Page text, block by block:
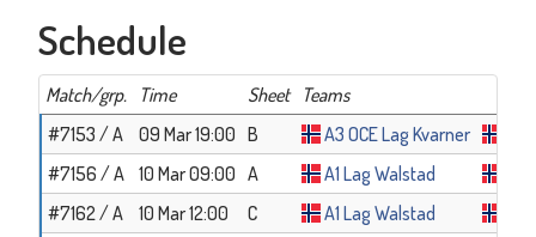
Schedule
Match/grp. Time Sheet
Teams
#7153 / A
09 Mar 19:00 B A3 OCE Lag Kvarner
#7156 / A 10 Mar 09:00 A A1 Lag Walstad
#7162 / A
10 Mar 12:00 C A1 Lag Walstad